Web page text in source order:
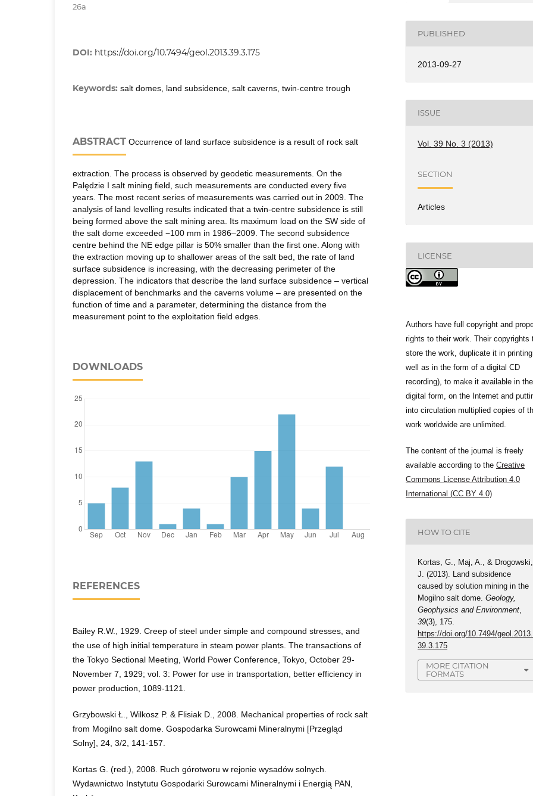
26a
DOI: https://doi.org/10.7494/geol.2013.39.3.175
Keywords: salt domes, land subsidence, salt caverns, twin-centre trough
ABSTRACT Occurrence of land surface subsidence is a result of rock salt
extraction. The process is observed by geodetic measurements. On the
Palędzie I salt mining field, such measurements are conducted every five
years. The most recent series of measurements was carried out in 2009. The
analysis of land levelling results indicated that a twin-centre subsidence is still
being formed above the salt mining area. Its maximum load on the SW side of
the salt dome exceeded −100 mm in 1986–2009. The second subsidence
centre behind the NE edge pillar is 50% smaller than the first one. Along with
the extraction moving up to shallower areas of the salt bed, the rate of land
surface subsidence is increasing, with the decreasing perimeter of the
depression. The indicators that describe the land surface subsidence – vertical
displacement of benchmarks and the caverns volume – are presented on the
function of time and a parameter, determining the distance from the
measurement point to the exploitation field edges.
DOWNLOADS
REFERENCES
Bailey R.W., 1929. Creep of steel under simple and compound stresses, and
the use of high initial temperature in steam power plants. The transactions of
the Tokyo Sectional Meeting, World Power Conference, Tokyo, October 29-
November 7, 1929; vol. 3: Power for use in transportation, better efficiency in
power production, 1089-1121.
Grzybowski Ł., Wilkosz P. & Flisiak D., 2008. Mechanical properties of rock salt
from Mogilno salt dome. Gospodarka Surowcami Mineralnymi [Przegląd
Solny], 24, 3/2, 141-157.
Kortas G. (red.), 2008. Ruch górotworu w rejonie wysadów solnych.
Wydawnictwo Instytutu Gospodarki Surowcami Mineralnymi i Energią PAN,
PUBLISHED
2013-09-27
ISSUE
Vol. 39 No. 3 (2013)
SECTION
Articles
LICENSE
Authors have full copyright and
rights to their work. Their copyrights
store the work, duplicate it in
well as in the form of a digital CD
recording), to make it available in the
digital form, on the Internet and
into circulation multiplied copies of
work worldwide are unlimited.
The content of the journal is freely
available according to the Creative
Commons License Attribution 4.0
International (CC BY 4.0)
HOW TO CITE
Kortas, G., Maj, A., & Drogowski,
J. (2013). Land subsidence
caused by solution mining in the
Mogilno salt dome.Geology,
Geophysics and Environment,
39(3), 175.
https://doi.org/10.7494/geol.2013.
39.3.175
MORE CITATION
FORMATS